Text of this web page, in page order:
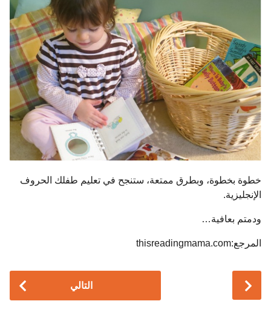
خطوة بخطوة، وبطرق ممتعة، ستنجح في تعليم طفلك الحروف
الإنجليزية.
ودمتم بعافية…
المرجع:thisreadingmama.com
التالي